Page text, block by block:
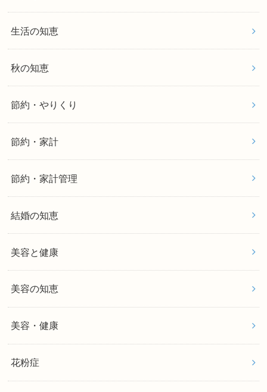
生活の知恵
秋の知恵
節約・やりくり
節約・家計
節約・家計管理
結婚の知恵
美容と健康
美容の知恵
美容・健康
花粉症